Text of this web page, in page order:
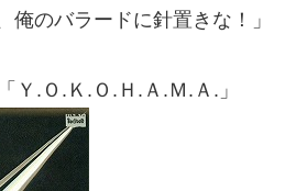
俺のバラードに針置きな！」
Ｙ.Ｏ.Ｋ.Ｏ.Ｈ.Ａ.Ｍ.Ａ.」